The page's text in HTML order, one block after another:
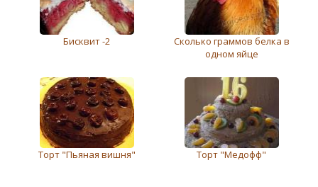
Бисквит -2
Сколько граммов белка в
одном яйце
Торт "Пьяная вишня" Торт "Медофф"